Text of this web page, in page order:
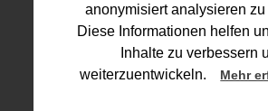
anonymisiert analysieren zu
Diese Informationen helfen
Inhalte zu verbessern
weiterzuentwickeln.
Mehr
Keine Erstattung
Lohnfortzahlung
MFA